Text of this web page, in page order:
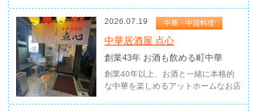
2026.07.19 中華・中国料理
中華居酒屋 点心
創業43年 お酒も飲める町中華
創業40年以上、お酒と一緒に本格的
な中華を楽しめるアットホームなお店